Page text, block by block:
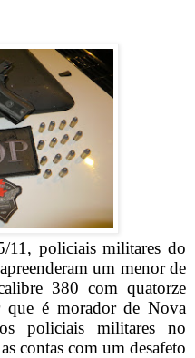
policiais militares do
um menor de
380 com quatorze
que é morador de Nova
policiais militares no
contas com um desafeto